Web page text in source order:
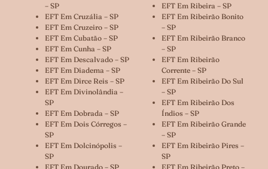
– SP
EFT Em Cruzália – SP
EFT Em Cruzeiro – SP
EFT Em Cubatão – SP
EFT Em Cunha – SP
EFT Em Descalvado – SP
EFT Em Diadema – SP
EFT Em Dirce Reis – SP
EFT Em Divinolândia –
SP
EFT Em Dobrada – SP
EFT Em Dois Córregos –
SP
EFT Em Dolcinópolis –
SP
EFT Em Dourado – SP
EFT Em Ribeira – SP
EFT Em Ribeirão Bonito
– SP
EFT Em Ribeirão Branco
– SP
EFT Em Ribeirão
Corrente – SP
EFT Em Ribeirão Do Sul
– SP
EFT Em Ribeirão Dos
Índios – SP
EFT Em Ribeirão Grande
– SP
EFT Em Ribeirão Pires –
SP
EFT Em Ribeirão Preto –